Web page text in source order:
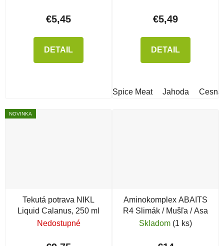
€5,45
DETAIL
€5,49
DETAIL
Spice Meat Jahoda
NOVINKA
Tekutá potrava NIKL
Liquid Calanus, 250 ml
Nedostupné
Aminokomplex ABAITS
R4 Slimák / Mušľa / Asa
Skladom (1 ks)